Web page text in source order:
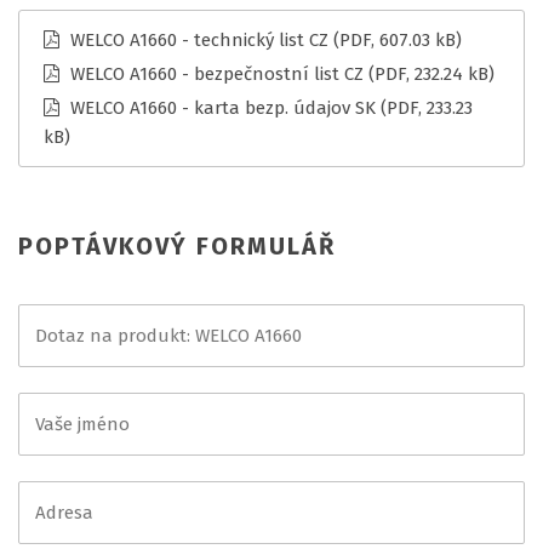
WELCO A1660 - technický list CZ (PDF, 607.03 kB)
WELCO A1660 - bezpečnostní list CZ (PDF, 232.24 kB)
WELCO A1660 - karta bezp. údajov SK (PDF, 233.23
kB)
POPTÁVKOVÝ FORMULÁŘ